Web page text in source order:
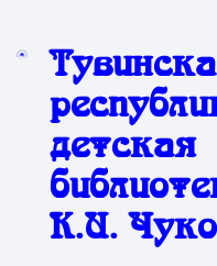
детская
К.И.